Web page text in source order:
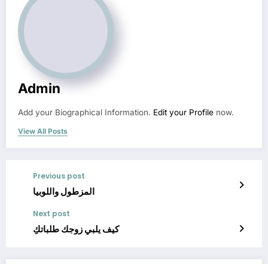
Admin
Add your Biographical Information. Edit your Profile now.
View All Posts
Previous post
المزطول واللوبيا
Next post
كيف يلبي زوجك طلباتكِ